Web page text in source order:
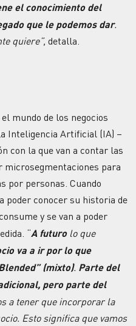
el conocimiento del
que le podemos dar.
quiere”, detalla.
mundo de los negocios
Inteligencia Artificial (IA) –
con la que van a contar las
microsegmentaciones para
por personas. Cuando
poder conocer su historia de
y se van a poder
“A futurolo que
va a ir por lo que
(mixto). Parte del
pero parte del
a tener que incorporar la
Esto significa que vamos